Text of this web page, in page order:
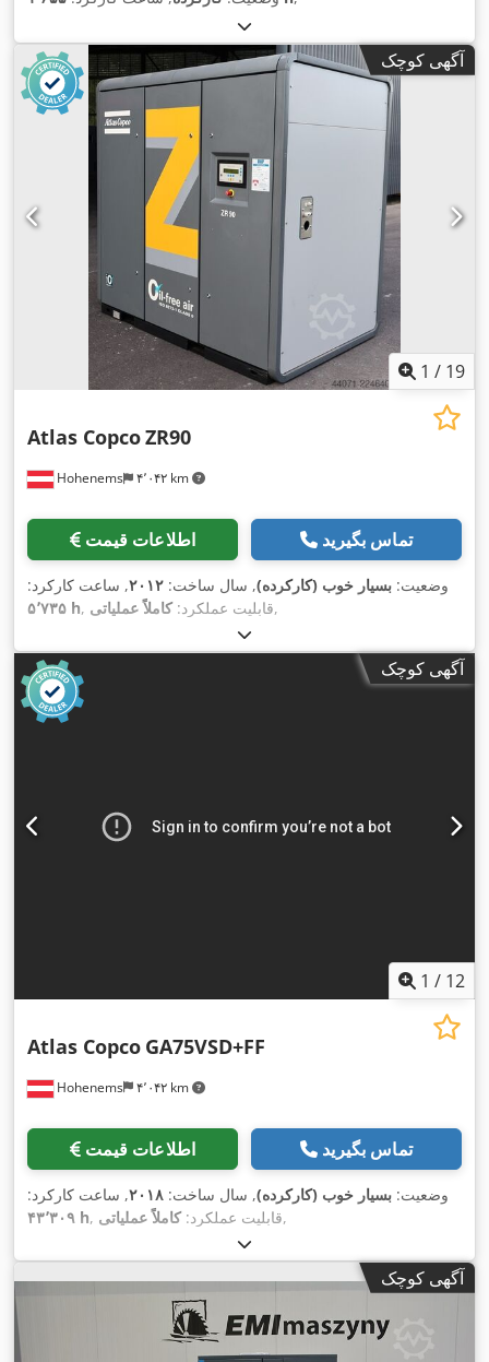
آگهی کوچک
1 / 19
Hohenems ۴٬۰۴۲ km
Atlas CopcoZR90
اطلاعات قیمت تماس بگیرید
وضعیت: بسیار خوب (کارکرده), سال ساخت: ۲۰۱۲, ساعت کارکرد:
۵٬۷۳۵ h
, قابلیت عملکرد:کاملاً عملیاتی ,
آگهی کوچک
1 / 12
Hohenems ۴٬۰۴۲ km
Atlas Copco GA75VSD+FF
اطلاعات قیمت تماس بگیرید
وضعیت: بسیار خوب (کارکرده), سال ساخت: ۲۰۱۸, ساعت کارکرد:
۴۳٬۳۰۹ h
, قابلیت عملکرد:کاملاً عملیاتی ,
آگهی کوچک